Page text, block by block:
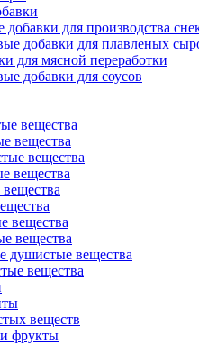
добавки для производства
добавки для плавленых
для мясной переработки
добавки для соусов
вещества
вещества
вещества
вещества
вещества
вещества
душистые вещества
вещества
веществ
фрукты